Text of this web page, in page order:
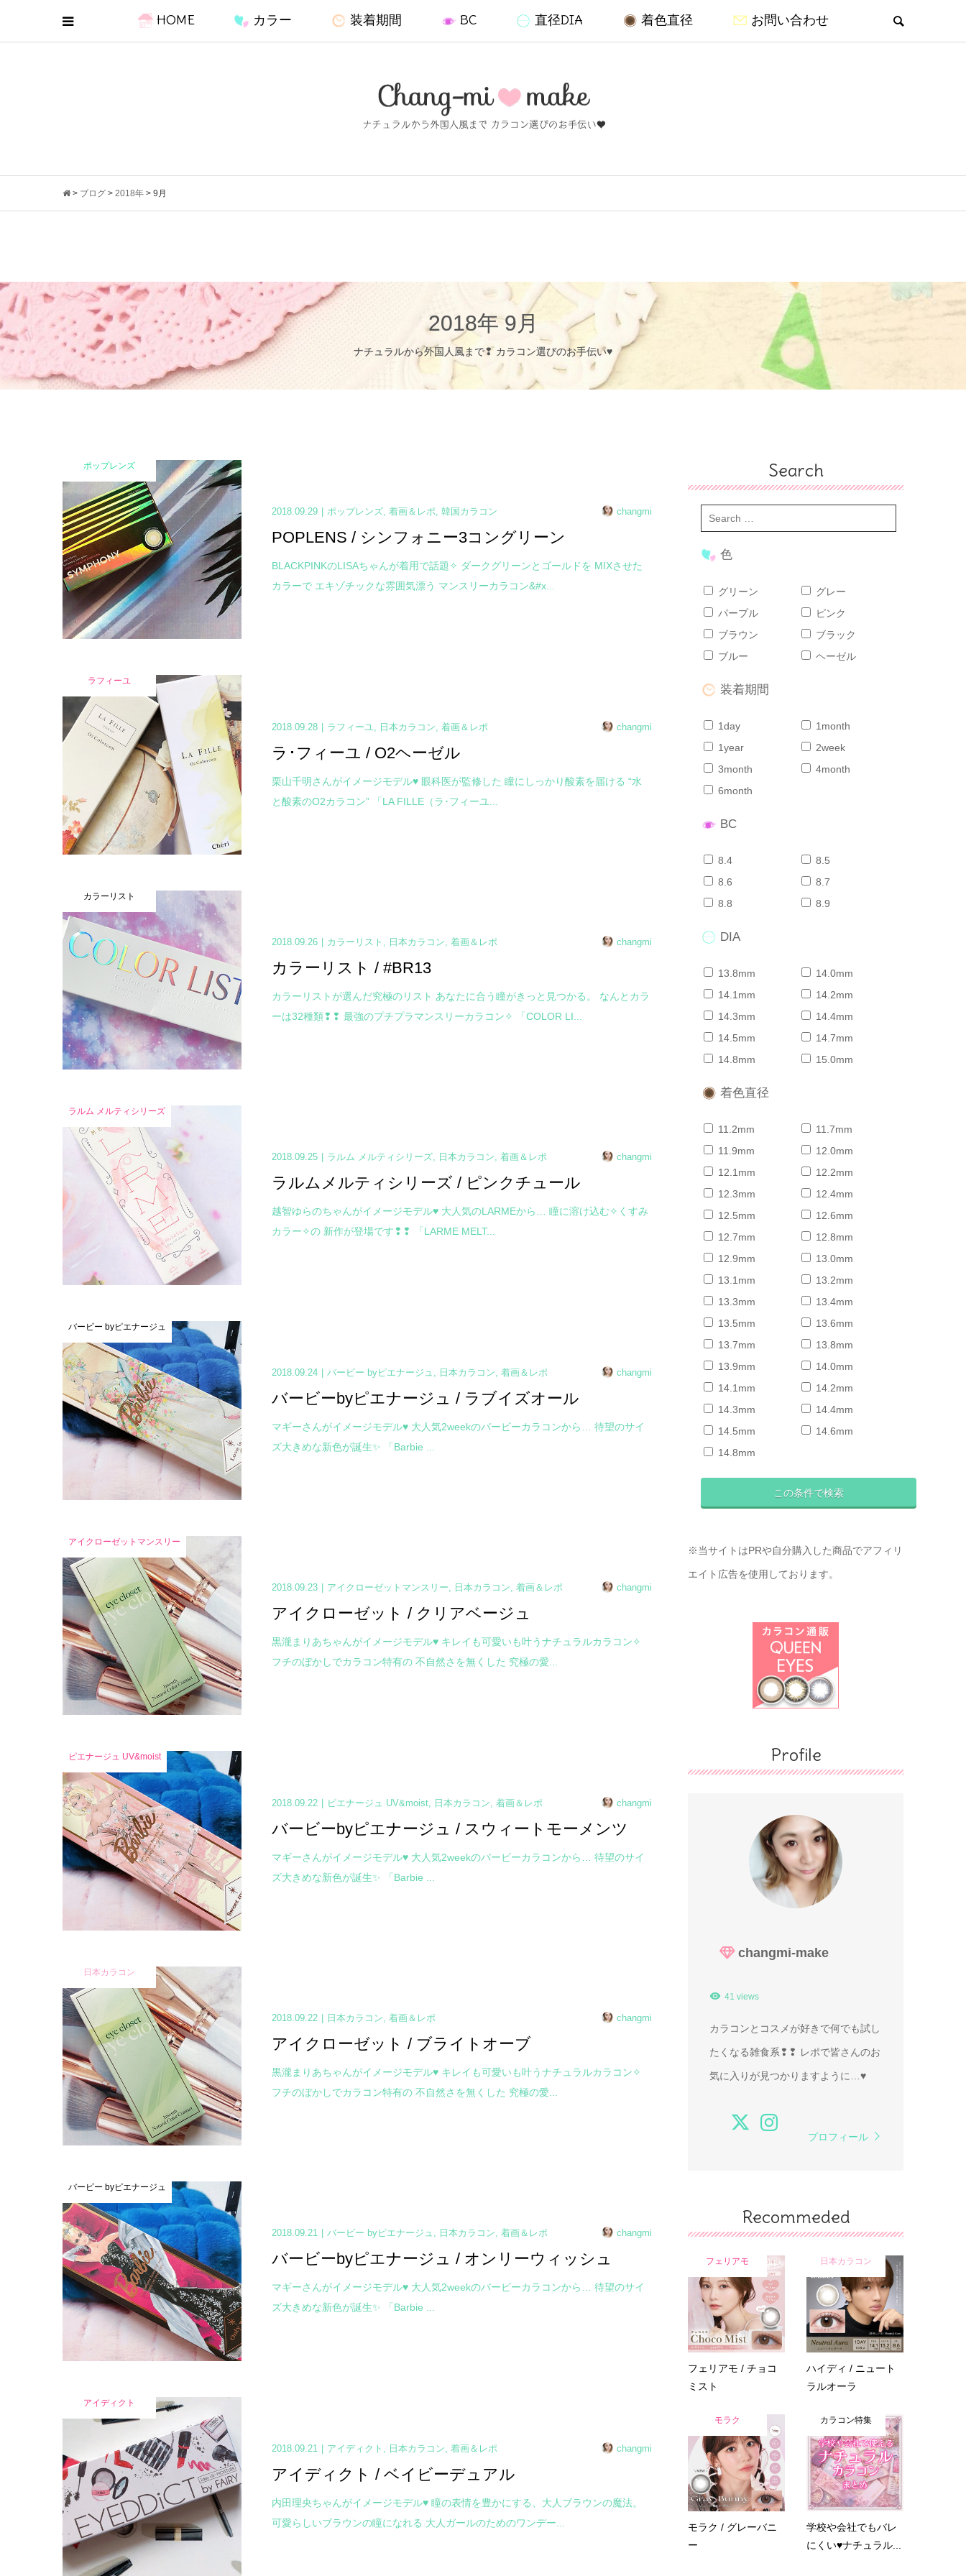
HOME カラー 装着期間 BC 直径DIA 着色直径 お問い合わせ
> ブログ > 2018年 > 9月
2018年 9月
ナチュラルから外国人風まで❢ カラコン選びのお手伝い♥
ポップレンズ
2018.09.29 ポップレンズ,着画＆レポ,韓国カラコン changmi
POPLENS / シンフォニー3コングリーン
BLACKPINKのLISAちゃんが着用で話題✧ ダークグリーンとゴールドを MIXさせた
カラーで エキゾチックな雰囲気漂う マンスリーカラコン&#x...
ラフィーユ
2018.09.28 ラフィーユ 日本カラコン ,着画＆レポ changmi
ラ･フィーユ / O2ヘーゼル
栗山千明さんがイメージモデル♥ 眼科医が監修した 瞳にしっかり酸素を届ける “水
と酸素のO2カラコン” 「LA FILLE（ラ･フィーユ...
カラーリスト
2018.09.26 カラーリスト 日本カラコン ,着画＆レポ changmi
カラーリスト / #BR13
カラーリストが選んだ究極のリスト あなたに合う瞳がきっと見つかる。 なんとカラ
ーは32種類❢❢ 最強のプチプラマンスリーカラコン✧ 「COLOR LI...
ラルム メルティシリーズ
2018.09.25 ラルム メルティシリーズ, 日本カラコン,着画＆レポ changmi
ラルムメルティシリーズ / ピンクチュール
越智ゆらのちゃんがイメージモデル♥ 大人気のLARMEから… 瞳に溶け込む✧くすみ
カラー✧の 新作が登場です❢❢ 「LARME MELT...
バービー byピエナージュ
2018.09.24 バービー byピエナージュ 日本カラコン ,着画＆レポ changmi
バービーbyピエナージュ / ラブイズオール
マギーさんがイメージモデル♥ 大人気2weekのバービーカラコンから… 待望のサイ
ズ大きめな新色が誕生✨ 「Barbie ...
アイクローゼットマンスリー
2018.09.23 アイクローゼットマンスリー, 日本カラコン,着画＆レポ changmi
アイクローゼット / クリアベージュ
黒瀧まりあちゃんがイメージモデル♥ キレイも可愛いも叶うナチュラルカラコン✧
フチのぼかしでカラコン特有の 不自然さを無くした 究極の愛...
ピエナージュ UV&moist
2018.09.22 ピエナージュ UV&moist 日本カラコン ,着画＆レポ changmi
バービーbyピエナージュ / スウィートモーメンツ
マギーさんがイメージモデル♥ 大人気2weekのバービーカラコンから… 待望のサイ
ズ大きめな新色が誕生✨ 「Barbie ...
日本カラコン
2018.09.22 日本カラコン ,着画＆レポ changmi
アイクローゼット / ブライトオーブ
黒瀧まりあちゃんがイメージモデル♥ キレイも可愛いも叶うナチュラルカラコン✧
フチのぼかしでカラコン特有の 不自然さを無くした 究極の愛...
バービー byピエナージュ
2018.09.21 バービー byピエナージュ , 日本カラコン,着画＆レポ changmi
バービーbyピエナージュ / オンリーウィッシュ
マギーさんがイメージモデル♥ 大人気2weekのバービーカラコンから… 待望のサイ
ズ大きめな新色が誕生✨ 「Barbie ...
アイディクト
2018.09.21 アイディクト 日本カラコン ,着画＆レポ changmi
アイディクト / ベイビーデュアル
内田理央ちゃんがイメージモデル♥ 瞳の表情を豊かにする、大人ブラウンの魔法。
可愛らしいブラウンの瞳になれる 大人ガールのためのワンデー...
Search
色
グリーン
グレー
パープル
ピンク
ブラウン
ブラック
ブルー
ヘーゼル
装着期間
1day
1month
1year
2week
3month
4month
6month
BC
8.4
8.5
8.6
8.7
8.8
8.9
DIA
13.8mm
14.0mm
14.1mm
14.2mm
14.3mm
14.4mm
14.5mm
14.7mm
14.8mm
15.0mm
着色直径
11.2mm
11.7mm
11.9mm
12.0mm
12.1mm
12.2mm
12.3mm
12.4mm
12.5mm
12.6mm
12.7mm
12.8mm
12.9mm
13.0mm
13.1mm
13.2mm
13.3mm
13.4mm
13.5mm
13.6mm
13.7mm
13.8mm
13.9mm
14.0mm
14.1mm
14.2mm
14.3mm
14.4mm
14.5mm
14.6mm
14.8mm
※当サイトはPRや自分購入した商品でアフィリ
エイト広告を使用しております。
Profile
changmi-make
41 views
カラコンとコスメが好きで何でも試し
たくなる雑食系❢❢ レポで皆さんのお
気に入りが見つかりますように…♥
プロフィール
Recommeded
フェリアモ
フェリアモ / チョコ
ミスト
日本カラコン
ハイディ / ニュート
ラルオーラ
モラク
モラク / グレーバニ
ー
カラコン特集
学校や会社でもバレ
にくい♥ナチュラル...